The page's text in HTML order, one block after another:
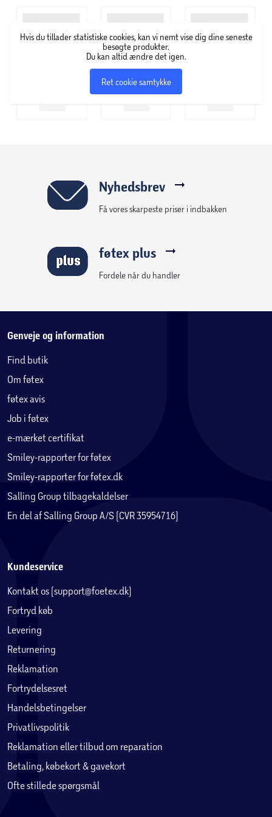
- Trådløs rækkevidde op til 10m
- Kompakt og foldbart design
Hvis du tillader statistiske cookies, kan vi nemt vise dig dine seneste
besøgte produkter.
Du kan altid ændre det igen.
Ret cookie samtykke
Nyhedsbrev
Få vores skarpeste priser i indbakken
føtex plus
Fordele når du handler
Genveje og information
Find butik
Om føtex
føtex avis
Job i føtex
e-mærket certifikat
Smiley-rapporter for føtex
Smiley-rapporter for føtex.dk
Salling Group tilbagekaldelser
En del af Salling Group A/S (CVR 35954716)
Kundeservice
Kontakt os (support@foetex.dk)
Fortryd køb
Levering
Returnering
Reklamation
Fortrydelsesret
Handelsbetingelser
Privatlivspolitik
Reklamation eller tilbud om reparation
Betaling, købekort & gavekort
Ofte stillede spørgsmål